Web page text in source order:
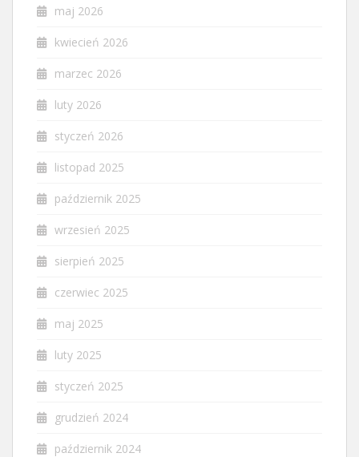
maj 2026
kwiecień 2026
marzec 2026
luty 2026
styczeń 2026
listopad 2025
październik 2025
wrzesień 2025
sierpień 2025
czerwiec 2025
maj 2025
luty 2025
styczeń 2025
grudzień 2024
październik 2024